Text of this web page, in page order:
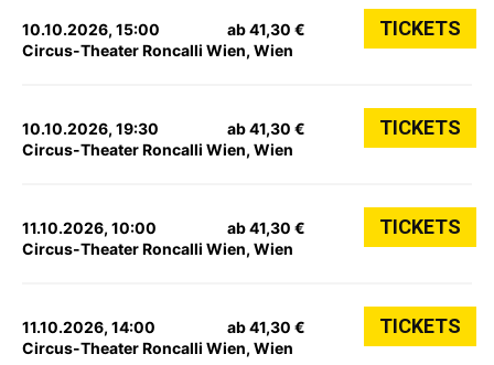
10.10.2026, 15:00
Circus-Theater Roncalli Wien, Wien
ab 41,30 € TICKETS
10.10.2026, 19:30
Circus-Theater Roncalli Wien, Wien
ab 41,30 € TICKETS
11.10.2026, 10:00
Circus-Theater Roncalli Wien, Wien
ab 41,30 € TICKETS
11.10.2026, 14:00
Circus-Theater Roncalli Wien, Wien
ab 41,30 € TICKETS